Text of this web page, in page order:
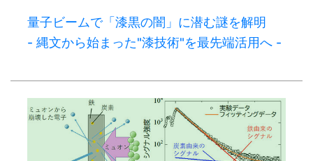
量子ビームで「漆黒の闇」に潜む謎を解明
- 縄文から始まった"漆技術"を最先端活用へ -